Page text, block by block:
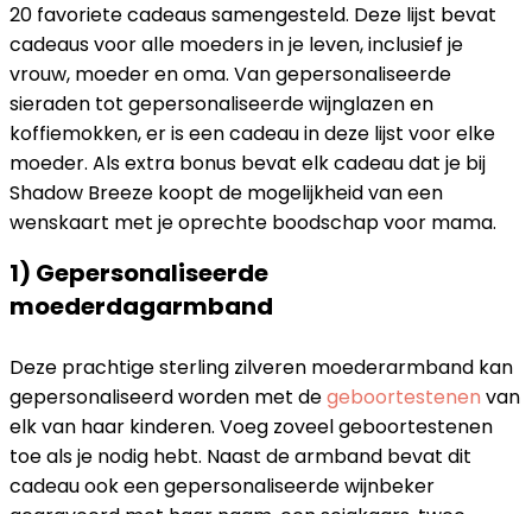
20 favoriete cadeaus samengesteld. Deze lijst bevat
cadeaus voor alle moeders in je leven, inclusief je
vrouw, moeder en oma. Van gepersonaliseerde
sieraden tot gepersonaliseerde wijnglazen en
koffiemokken, er is een cadeau in deze lijst voor elke
moeder. Als extra bonus bevat elk cadeau dat je bij
Shadow Breeze koopt de mogelijkheid van een
wenskaart met je oprechte boodschap voor mama.
1) Gepersonaliseerde
moederdagarmband
Deze prachtige sterling zilveren moederarmband kan
gepersonaliseerd worden met degeboortestenen van
elk van haar kinderen. Voeg zoveel geboortestenen
toe als je nodig hebt. Naast de armband bevat dit
cadeau ook een gepersonaliseerde wijnbeker